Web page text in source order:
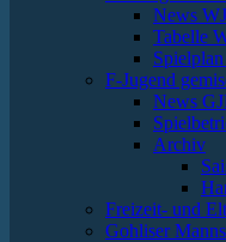
News
Tabelle
F-Jugend
News
Archiv
Freizeit- und
Gohliser